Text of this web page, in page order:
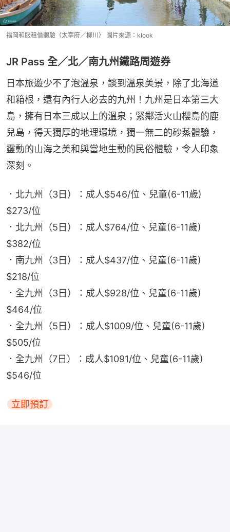
福岡和服租借體驗（太宰府／柳川） 圖片來源：klook
JR Pass 全／北／南九州鐵路周遊券
日本旅遊少不了泡溫泉，談到溫泉美景，除了北海道
和箱根，還有內行人必去的九州！九州是日本第三大
島，擁有日本三成以上的溫泉；緊鄰活火山櫻島的鹿
兒島，得天獨厚的地理環境，獨一無二的砂蒸體驗，
靈動的山海之美和與當地生動的民俗體驗，令人印象
深刻。
．北九州（3日）：成人$546/位、兒童(6-11歲)
$273/位
．北九州（5日）：成人$764/位、兒童(6-11歲)
$382/位
．南九州（3日）：成人$437/位、兒童(6-11歲)
$218/位
．全九州（3日）：成人$928/位、兒童(6-11歲)
$464/位
．全九州（5日）：成人$1009/位、兒童(6-11歲)
$505/位
．全九州（7日）：成人$1091/位、兒童(6-11歲)
$546/位
立即預訂